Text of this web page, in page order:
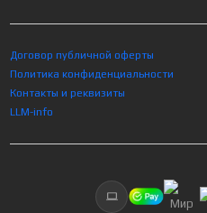
Договор публичной оферты
Политика конфиденциальности
Контакты и реквизиты
LLM-info